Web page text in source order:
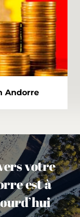
Andorre
votre
est à